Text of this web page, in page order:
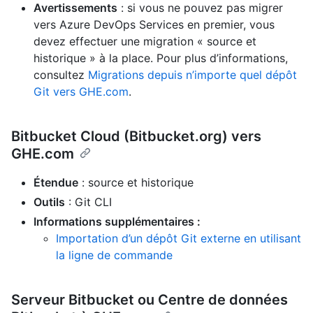
Avertissements : si vous ne pouvez pas migrer
vers Azure DevOps Services en premier, vous
devez effectuer une migration « source et
historique » à la place. Pour plus d’informations,
consultez Migrations depuis n’importe quel dépôt
Git vers GHE.com.
Bitbucket Cloud (Bitbucket.org) vers
GHE.com
Étendue : source et historique
Outils : Git CLI
Informations supplémentaires :
Importation d’un dépôt Git externe en utilisant
la ligne de commande
Serveur Bitbucket ou Centre de données